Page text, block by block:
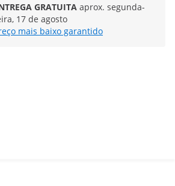
GRATUITA aprox. segunda-
17 de agosto
mais baixo garantido